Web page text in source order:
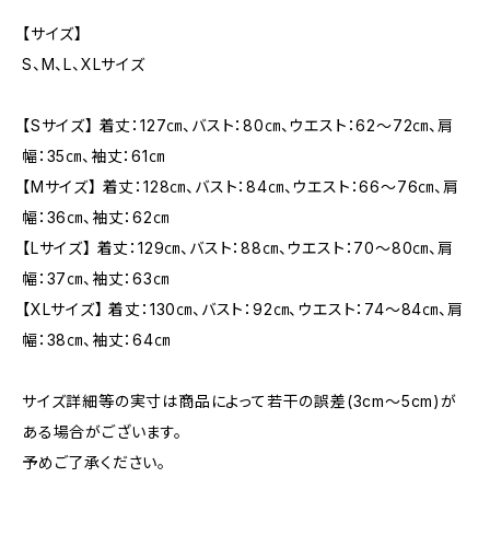
【サイズ】
S、M、L、XLサイズ
【Sサイズ】 着丈：127㎝、バスト：80㎝、ウエスト：62〜72㎝、肩
幅：35㎝、袖丈：61㎝
【Mサイズ】 着丈：128㎝、バスト：84㎝、ウエスト：66〜76㎝、肩
幅：36㎝、袖丈：62㎝
【Lサイズ】 着丈：129㎝、バスト：88㎝、ウエスト：70〜80㎝、肩
幅：37㎝、袖丈：63㎝
【XLサイズ】 着丈：130㎝、バスト：92㎝、ウエスト：74〜84㎝、肩
幅：38㎝、袖丈：64㎝
サイズ詳細等の実寸は商品によって若干の誤差(3cm〜5cm)が
ある場合がございます。
予めご了承ください。